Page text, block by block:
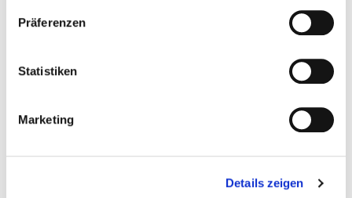
Präferenzen
Statistiken
Marketing
Details zeigen
Fabian Fuhr, RMS Raw Material Service GmbH & Co.KG
Gelegenheit zum Netzwerken und für Gespräche zur LIFE-
Ende der Veranstaltung